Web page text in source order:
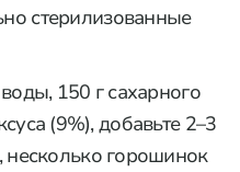
стерилизованные
150 г сахарного
(9%), добавьте 2–3
несколько горошинок